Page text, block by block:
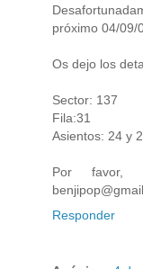
próximo 04/09/
Os dejo los
Sector: 137
Fila:31
Asientos: 24 y
Por favor,
Responder